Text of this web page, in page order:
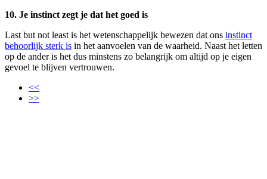
10. Je instinct zegt je dat het goed is
Last but not least is het wetenschappelijk bewezen dat ons instinct
behoorlijk sterk is in het aanvoelen van de waarheid. Naast het letten
op de ander is het dus minstens zo belangrijk om altijd op je eigen
gevoel te blijven vertrouwen.
<<
>>